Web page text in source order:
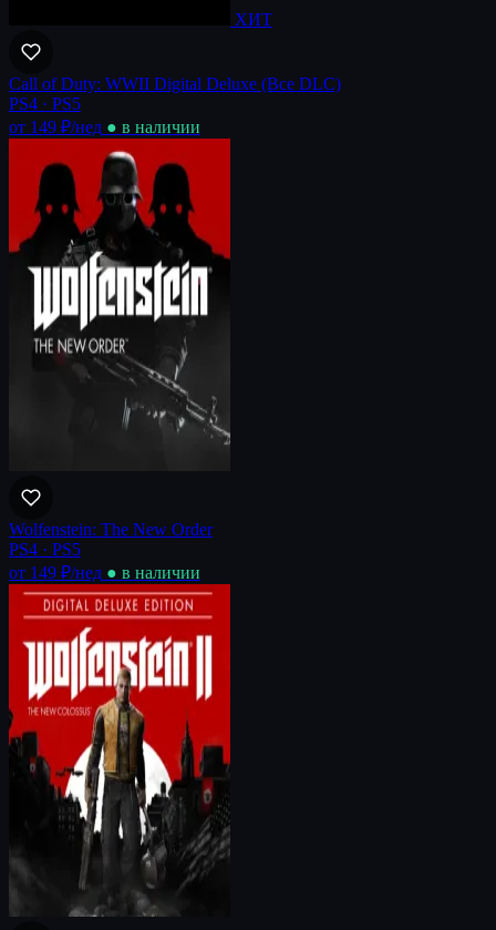
ХИТ
Call of Duty: WWII Digital Deluxe (Все DLC)
PS4 · PS5
от 149 ₽/нед ● в наличии
Wolfenstein: The New Order
PS4 · PS5
от 149 ₽/нед ● в наличии